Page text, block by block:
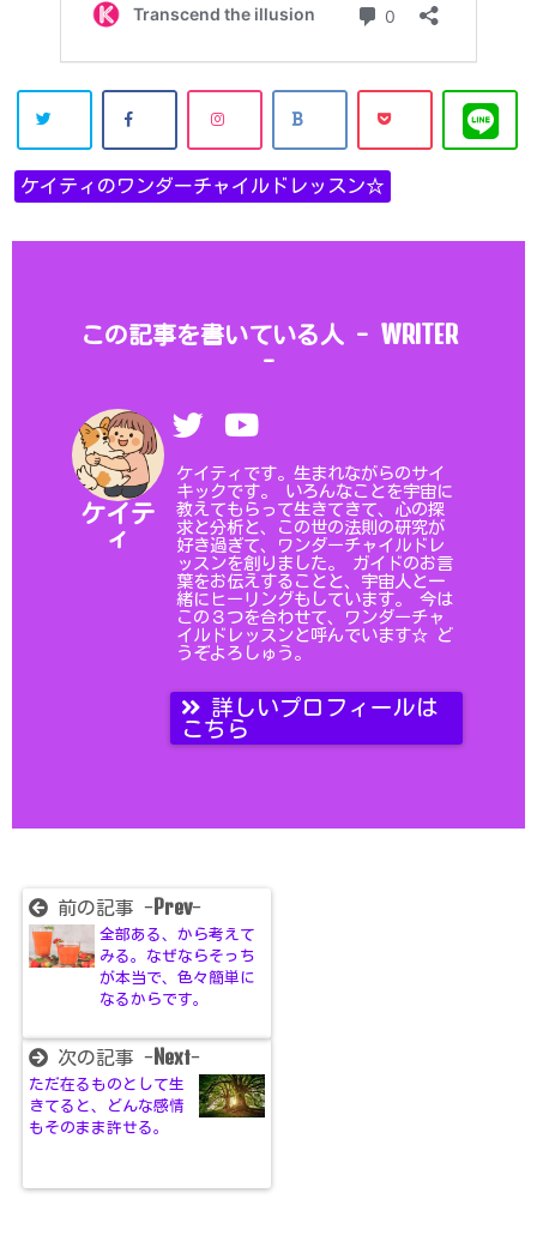
ケイティのワンダーチャイルドレッスン☆
この記事を書いている人 - WRITER
-
ケイテ
ィ
ケイティです。生まれながらのサイ
キックです。 いろんなことを宇宙に
教えてもらって生きてきて、心の探
求と分析と、この世の法則の研究が
好き過ぎて、ワンダーチャイルドレ
ッスンを創りました。 ガイドのお言
葉をお伝えすることと、宇宙人と一
緒にヒーリングもしています。 今は
この３つを合わせて、ワンダーチャ
イルドレッスンと呼んでいます☆ ど
うぞよろしゅう。
詳しいプロフィールは
こちら
前の記事 -Prev-
全部ある、から考えて
みる。なぜならそっち
が本当で、色々簡単に
なるからです。
次の記事 -Next-
ただ在るものとして生
きてると、どんな感情
もそのまま許せる。